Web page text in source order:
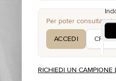
Per poter consultare i
ACCEDI CREA
RICHIEDI UN